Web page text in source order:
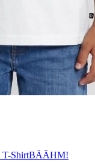
T-ShirtBÄÄHM!